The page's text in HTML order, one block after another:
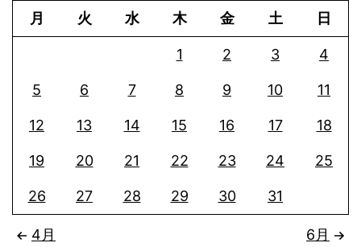
月 火 水 木 金 土 日
1 2 3 4
5 6 7 8 9 10 11
12 13 14 15 16 17 18
19 20 21 22 23 24 25
26 27 28 29 30 31
4月 6月